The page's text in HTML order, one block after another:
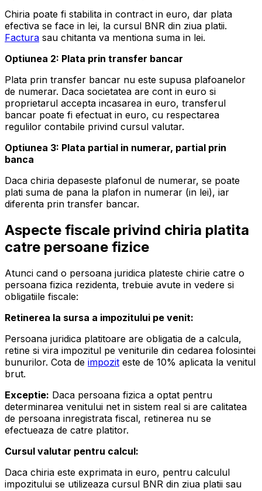
Chiria poate fi stabilita in contract in euro, dar plata
efectiva se face in lei, la cursul BNR din ziua platii.
Factura sau chitanta va mentiona suma in lei.
Optiunea 2: Plata prin transfer bancar
Plata prin transfer bancar nu este supusa plafoanelor
de numerar. Daca societatea are cont in euro si
proprietarul accepta incasarea in euro, transferul
bancar poate fi efectuat in euro, cu respectarea
regulilor contabile privind cursul valutar.
Optiunea 3: Plata partial in numerar, partial prin
banca
Daca chiria depaseste plafonul de numerar, se poate
plati suma de pana la plafon in numerar (in lei), iar
diferenta prin transfer bancar.
Aspecte fiscale privind chiria platita
catre persoane fizice
Atunci cand o persoana juridica plateste chirie catre o
persoana fizica rezidenta, trebuie avute in vedere si
obligatiile fiscale:
Retinerea la sursa a impozitului pe venit:
Persoana juridica platitoare are obligatia de a calcula,
retine si vira impozitul pe veniturile din cedarea folosintei
bunurilor. Cota de impozit este de 10% aplicata la venitul
brut.
Exceptie: Daca persoana fizica a optat pentru
determinarea venitului net in sistem real si are calitatea
de persoana inregistrata fiscal, retinerea nu se
efectueaza de catre platitor.
Cursul valutar pentru calcul:
Daca chiria este exprimata in euro, pentru calculul
impozitului se utilizeaza cursul BNR din ziua platii sau